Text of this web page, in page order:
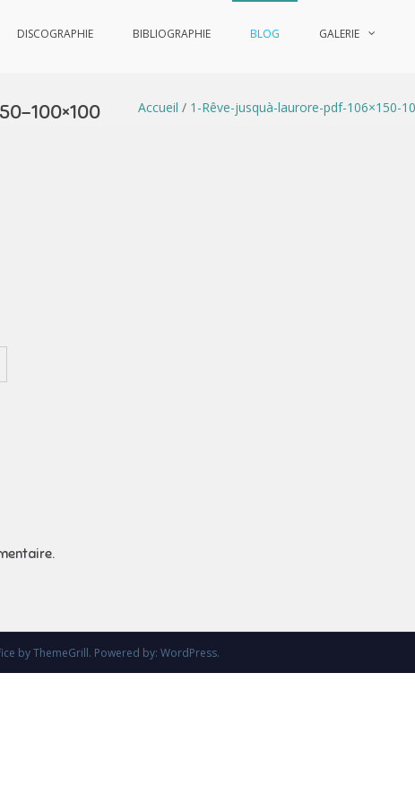
DISCOGRAPHIE BIBLIOGRAPHIE BLOG GALERIE
100×100 Accueil / 1-Rêve-jusquà-laurore-pdf-106×150-
by ThemeGrill. Powered by: WordPress.